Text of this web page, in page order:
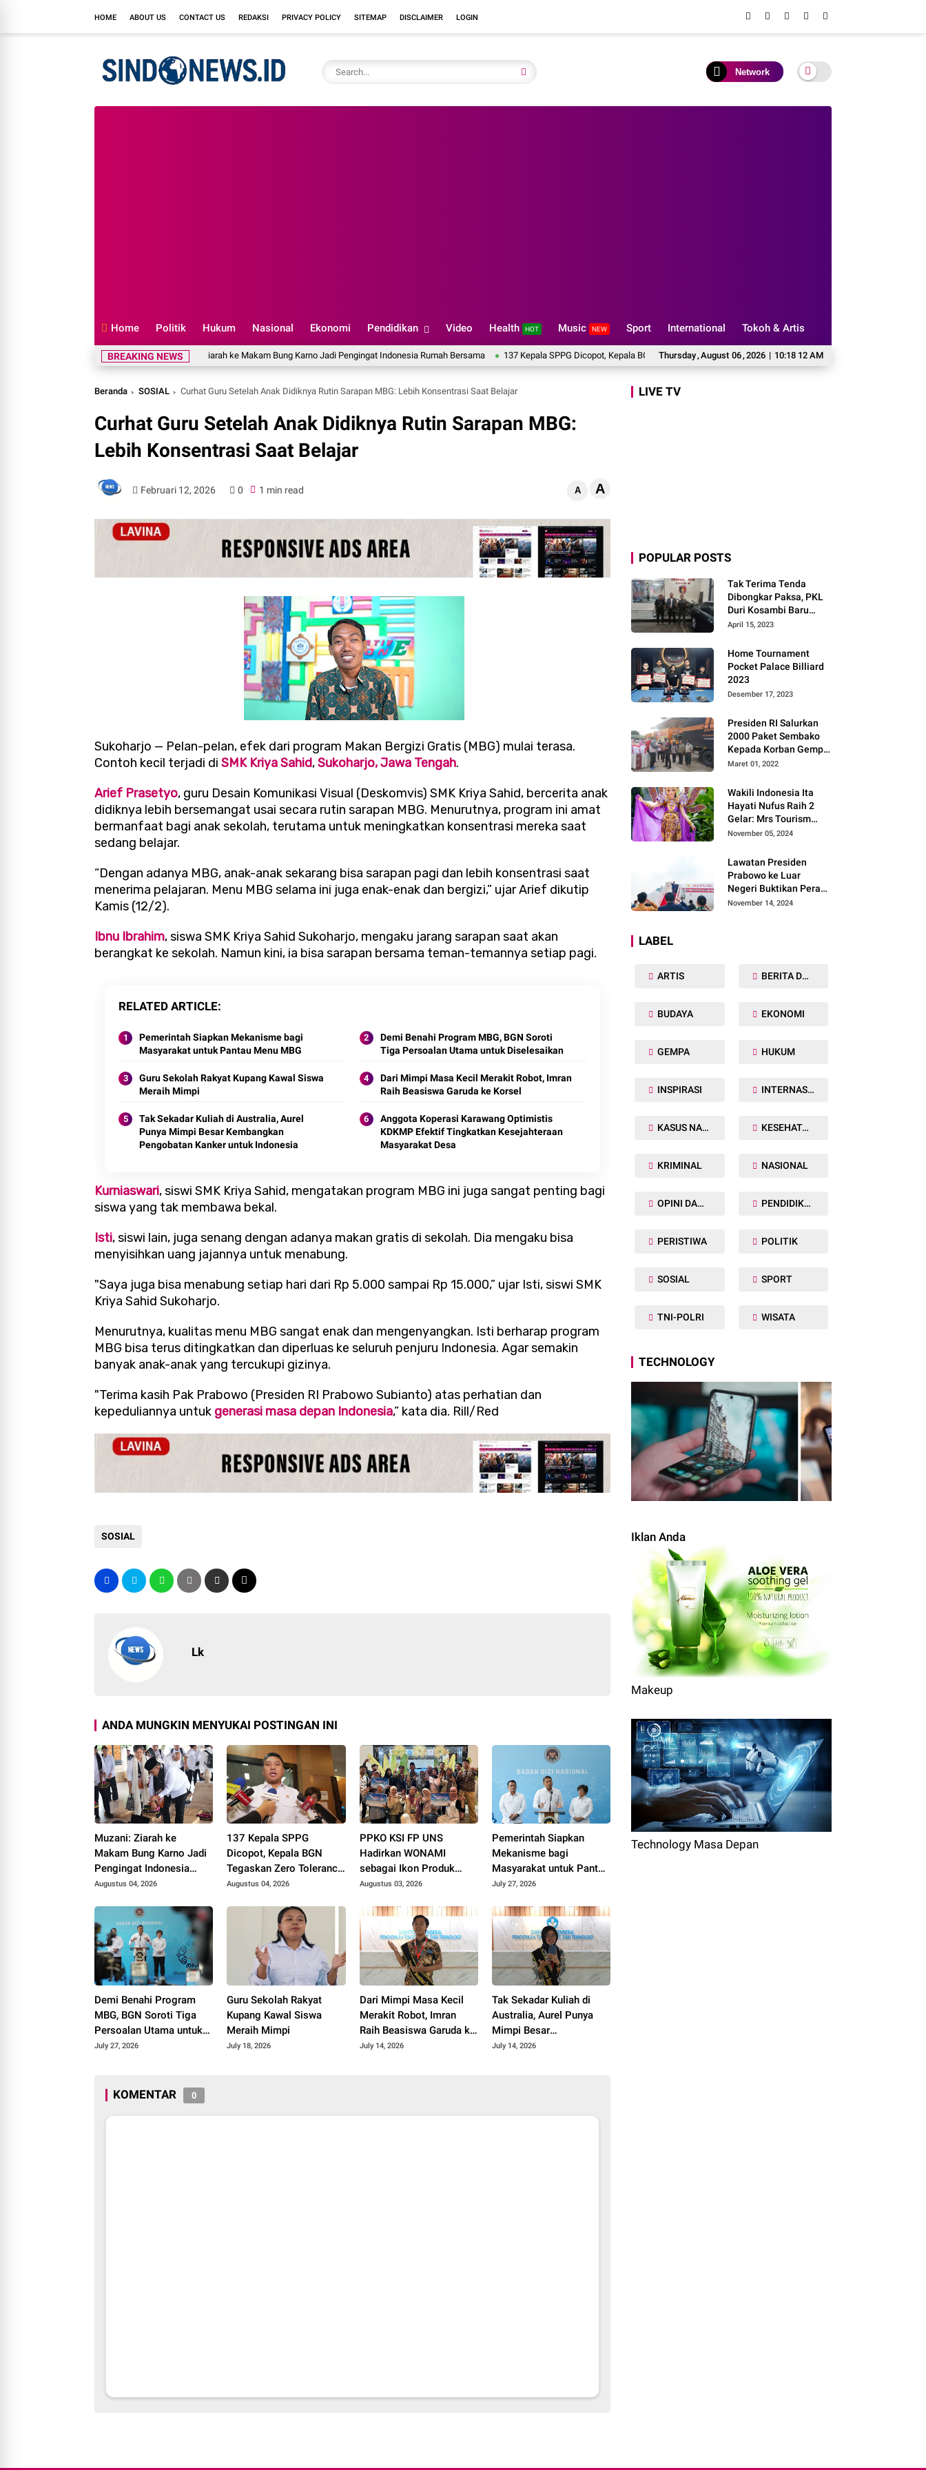
HOME ABOUT US CONTACT US REDAKSI PRIVACY POLICY SITEMAP DISCLAIMER LOGIN
Network
Home Politik Hukum Nasional Ekonomi Pendidikan Video Health HOT Music NEW Sport International Tokoh & Artis
Thursday,August 06,2026 | 10:18 13 AM
BREAKING NEWS
Muzani: Ziarah ke Makam Bung Karno Jadi Pengingat Indonesia Rumah Bersama 137 Kepala SPPG Dicopot, Kepala BGN Tegaskan Zero Tolerance Kasus Keracunan MBG
Beranda SOSIAL Curhat Guru Setelah Anak Didiknya Rutin Sarapan MBG: Lebih Konsentrasi Saat Belajar
Curhat Guru Setelah Anak Didiknya Rutin Sarapan MBG:
Lebih Konsentrasi Saat Belajar
Februari 12, 2026 0 1 min read A A
Sukoharjo — Pelan-pelan, efek dari program Makan Bergizi Gratis (MBG) mulai terasa.
Contoh kecil terjadi di SMK Kriya Sahid,Sukoharjo, Jawa Tengah.
Arief Prasetyo, guru Desain Komunikasi Visual (Deskomvis) SMK Kriya Sahid, bercerita anak
didiknya lebih bersemangat usai secara rutin sarapan MBG. Menurutnya, program ini amat
bermanfaat bagi anak sekolah, terutama untuk meningkatkan konsentrasi mereka saat
sedang belajar.
“Dengan adanya MBG, anak-anak sekarang bisa sarapan pagi dan lebih konsentrasi saat
menerima pelajaran. Menu MBG selama ini juga enak-enak dan bergizi,” ujar Arief dikutip
Kamis (12/2).
Ibnu Ibrahim, siswa SMK Kriya Sahid Sukoharjo, mengaku jarang sarapan saat akan
berangkat ke sekolah. Namun kini, ia bisa sarapan bersama teman-temannya setiap pagi.
RELATED ARTICLE
Pemerintah Siapkan Mekanisme bagi
Masyarakat untuk Pantau Menu MBG
Demi Benahi Program MBG, BGN Soroti
Tiga Persoalan Utama untuk Diselesaikan
Guru Sekolah Rakyat Kupang Kawal Siswa
Meraih Mimpi
Dari Mimpi Masa Kecil Merakit Robot, Imran
Raih Beasiswa Garuda ke Korsel
Tak Sekadar Kuliah di Australia, Aurel
Punya Mimpi Besar Kembangkan
Pengobatan Kanker untuk Indonesia
Anggota Koperasi Karawang Optimistis
KDKMP Efektif Tingkatkan Kesejahteraan
Masyarakat Desa
Kurniaswari, siswi SMK Kriya Sahid, mengatakan program MBG ini juga sangat penting bagi
siswa yang tak membawa bekal.
Isti, siswi lain, juga senang dengan adanya makan gratis di sekolah. Dia mengaku bisa
menyisihkan uang jajannya untuk menabung.
"Saya juga bisa menabung setiap hari dari Rp 5.000 sampai Rp 15.000,” ujar Isti, siswi SMK
Kriya Sahid Sukoharjo.
Menurutnya, kualitas menu MBG sangat enak dan mengenyangkan. Isti berharap program
MBG bisa terus ditingkatkan dan diperluas ke seluruh penjuru Indonesia. Agar semakin
banyak anak-anak yang tercukupi gizinya.
"Terima kasih Pak Prabowo (Presiden RI Prabowo Subianto) atas perhatian dan
kepeduliannya untuk generasi masa depan Indonesia,” kata dia. Rill/Red
SOSIAL
Lk
ANDA MUNGKIN MENYUKAI POSTINGAN INI
Muzani: Ziarah ke
Makam Bung Karno Jadi
Pengingat Indonesia
Rumah Bersama
Augustus 04, 2026
137 Kepala SPPG
Dicopot, Kepala BGN
Tegaskan Zero Tolerance
Kasus Keracunan MBG
Augustus 04, 2026
PPKO KSI FP UNS
Hadirkan WONAMI
sebagai Ikon Produk
Desa Wonorejo, Raih
Polokarto Tumoto Expo
2026
Augustus 03, 2026
Pemerintah Siapkan
Mekanisme bagi
Masyarakat untuk Pantau
Menu MBG
July 27, 2026
Demi Benahi Program
MBG, BGN Soroti Tiga
Persoalan Utama untuk
Diselesaikan
July 27, 2026
Guru Sekolah Rakyat
Kupang Kawal Siswa
Meraih Mimpi
July 18, 2026
Dari Mimpi Masa Kecil
Merakit Robot, Imran
Raih Beasiswa Garuda ke
Korsel
July 14, 2026
Tak Sekadar Kuliah di
Australia, Aurel Punya
Mimpi Besar
Kembangkan Pengobatan
July 14, 2026
KOMENTAR 0
LIVE TV
POPULAR POSTS
Tak Terima Tenda
Dibongkar Paksa, PKL
Duri Kosambi Baru
Gugat PT MD
April 15, 2023
Home Tournament
Pocket Palace Billiard
2023
Desember 17, 2023
Presiden RI Salurkan
2000 Paket Sembako
Kepada Korban Gempa
di Pasaman Barat
Maret 01, 2022
Wakili Indonesia Ita
Hayati Nufus Raih 2
Gelar: Mrs Tourism
2024 dan Fourth
Worldwide
International 2024, di
Pemilihan Mrs
Worldwide 2024
November 05, 2024
Lawatan Presiden
Prabowo ke Luar
Negeri Buktikan Peran
Strategis Indonesia di
November 14, 2024
LABEL
ARTIS BERITA DAERAH
BUDAYA EKONOMI
GEMPA HUKUM
INSPIRASI INTERNASIONAL
KASUS NARKOBA KESEHATAN TUBUH
KRIMINAL NASIONAL
OPINI DAN ARTIKEL PENDIDIKAN
PERISTIWA POLITIK
SOSIAL SPORT
TNI-POLRI WISATA
TECHNOLOGY
Iklan Anda
Makeup
Technology Masa Depan